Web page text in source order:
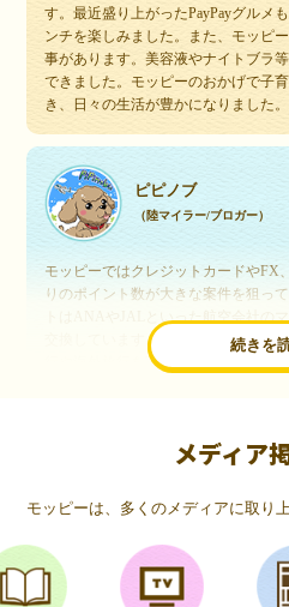
す。最近盛り上がったPayPayグルメ
ンチを楽しみました。また、モッピ
事があります。美容液やナイトブラ
できました。モッピーのおかげで子
き、日々の生活が豊かになりました。
続きを
ピピノブ
（陸マイラー/ブロガー）
モッピーではクレジットカードやFX
りのポイント数が大きな案件を狙っ
交換しています。このようにするこ
行や海外旅行を実現しています。モ
いつものネットショ
（20代・女性）
友達に勧められてモッピーをはじめ
い物をすることが多いのですが、モ
のポイントとモッピーのポイントが
メディア
モッピーは、多くのメディアに取り